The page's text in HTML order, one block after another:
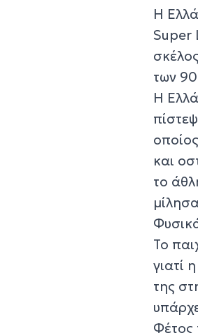
Η
Super
των
Η
και
το
Το
γιατί
της
Φέτος